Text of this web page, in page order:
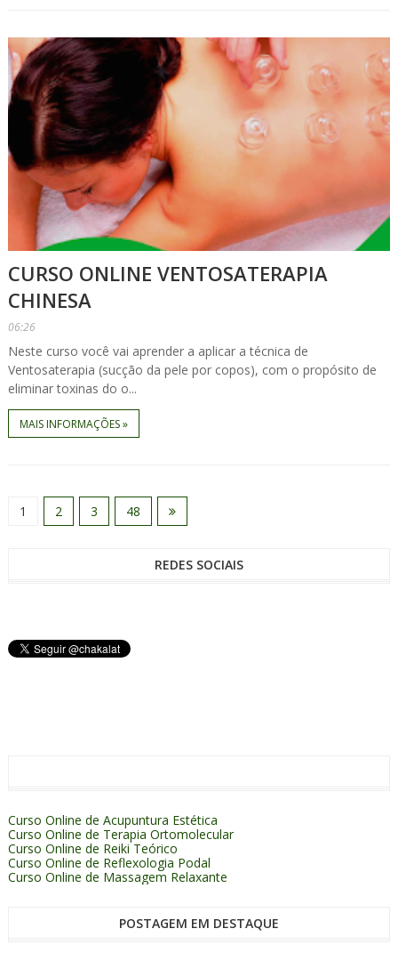
CURSO ONLINE VENTOSATERAPIA
CHINESA
06:26
Neste curso você vai aprender a aplicar a técnica de
Ventosaterapia (sucção da pele por copos), com o propósito de
eliminar toxinas do o...
MAIS INFORMAÇÕES »
1 2 3 48
REDES SOCIAIS
Curso Online de Acupuntura Estética
Curso Online de Terapia Ortomolecular
Curso Online de Reiki Teórico
Curso Online de Reflexologia Podal
Curso Online de Massagem Relaxante
POSTAGEM EM DESTAQUE